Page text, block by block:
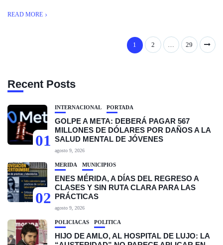
READ MORE
1 2 … 29
Recent Posts
01
INTERNACIONAL PORTADA
GOLPE A META: DEBERÁ PAGAR 567
MILLONES DE DÓLARES POR DAÑOS A LA
SALUD MENTAL DE JÓVENES
agosto 9, 2026
02
MÉRIDA MUNICIPIOS
ENES MÉRIDA, A DÍAS DEL REGRESO A
CLASES Y SIN RUTA CLARA PARA LAS
PRÁCTICAS
agosto 9, 2026
POLICIACAS POLÍTICA
HIJO DE AMLO, AL HOSPITAL DE LUJO: LA